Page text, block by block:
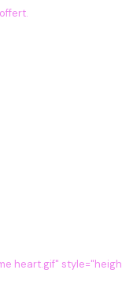
heart.gif"